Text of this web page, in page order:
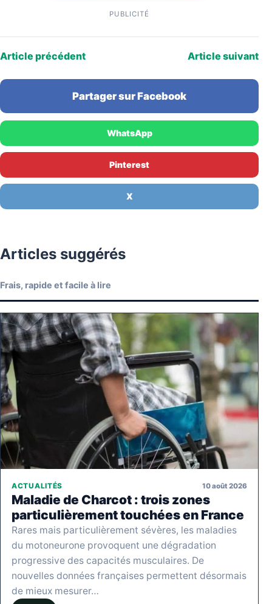
PUBLICITÉ
Article précédent Article suivant
Partager sur Facebook
WhatsApp
Pinterest
X
Articles suggérés
Frais, rapide et facile à lire
ACTUALITÉS 10 août 2026
Maladie de Charcot : trois zones
particulièrement touchées en France
Rares mais particulièrement sévères, les maladies
du motoneurone provoquent une dégradation
progressive des capacités musculaires. De
nouvelles données françaises permettent désormais
de mieux mesurer…